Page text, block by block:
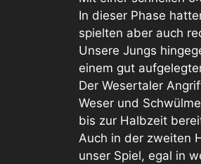
In dieser Phase
spielten aber auch
Unsere Jungs
einem gut
Der Wesertaler
Weser und
bis zur Halbzeit
Auch in der zweiten
unser Spiel, egal in